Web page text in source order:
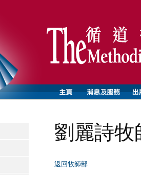
劉麗詩牧
返回牧師部